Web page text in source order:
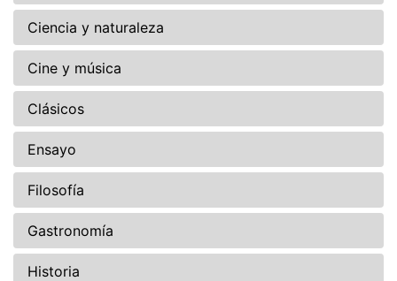
Ciencia y naturaleza
Cine y música
Clásicos
Ensayo
Filosofía
Gastronomía
Historia